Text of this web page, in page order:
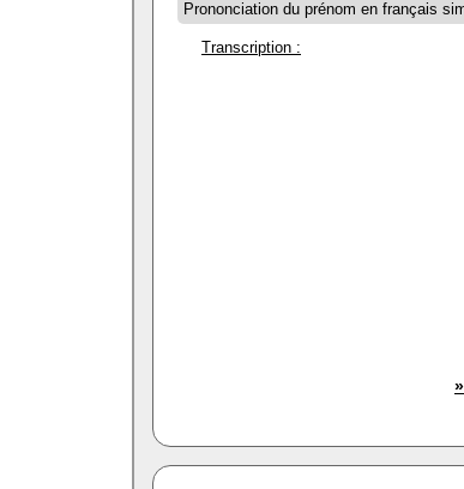
Prononciation du prénom en français
Transcription :
»